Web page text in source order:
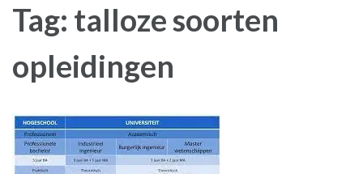
Tag: talloze soorten
opleidingen